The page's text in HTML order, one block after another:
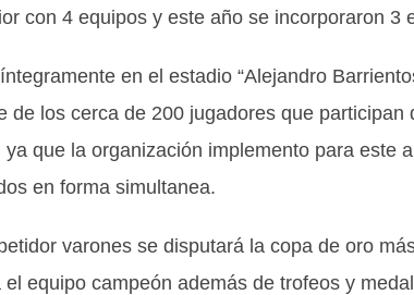
con 4 equipos y este año se incorporaron 3
en el estadio “Alejandro
de los cerca de 200 jugadores que
que la organización implemento para este
en forma simultanea.
varones se disputará la copa de oro
equipo campeón además de trofeos y